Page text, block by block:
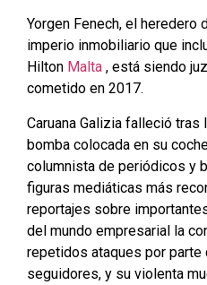
Yorgen Fenech, el heredero
imperio inmobiliario que
Hilton Malta , está siendo
cometido en 2017.
Caruana Galizia falleció tras
bomba colocada en su
columnista de periódicos y
figuras mediáticas más
reportajes sobre
del mundo empresarial la
repetidos ataques por
seguidores, y su violenta